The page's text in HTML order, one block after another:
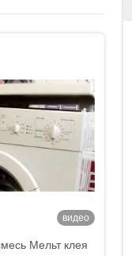
видео
Мельт клея